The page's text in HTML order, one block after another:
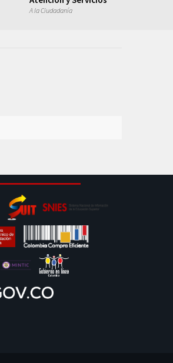
A la Ciudadanía